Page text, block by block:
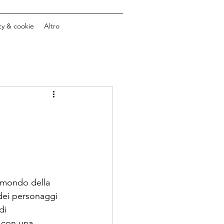
& cookie Altro
della
personaggi